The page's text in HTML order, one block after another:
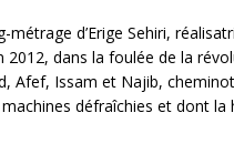
d’Erige Sehiri,
dans la foulée de la
Afef, Issam et Najib,
défraîchies et dont